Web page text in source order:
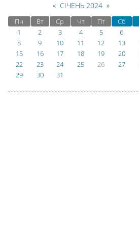
« СІЧЕНЬ 2024 »
Пн Вт Ср Чт Пт Сб
1
2 3 4 5 6
8
9 10 11 12 13
15
16 17 18 19 20
22
23 24 25 26 27
29
30 31